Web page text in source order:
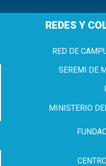
REDES Y
RED DE
SEREMI DE
MINISTERIO